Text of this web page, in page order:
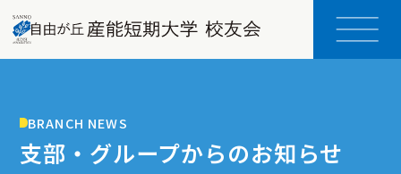
BRANCH NEWS
支部・グループからのお知らせ